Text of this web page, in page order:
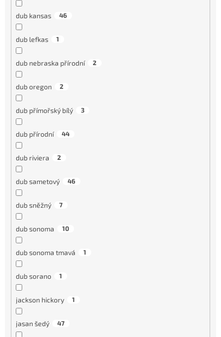
dub kansas 46
dub lefkas 1
dub nebraska přírodní 2
dub oregon 2
dub přímořský bílý 3
dub přírodní 44
dub riviera 2
dub sametový 46
dub sněžný 7
dub sonoma 10
dub sonoma tmavá 1
dub sorano 1
jackson hickory 1
jasan šedý 47